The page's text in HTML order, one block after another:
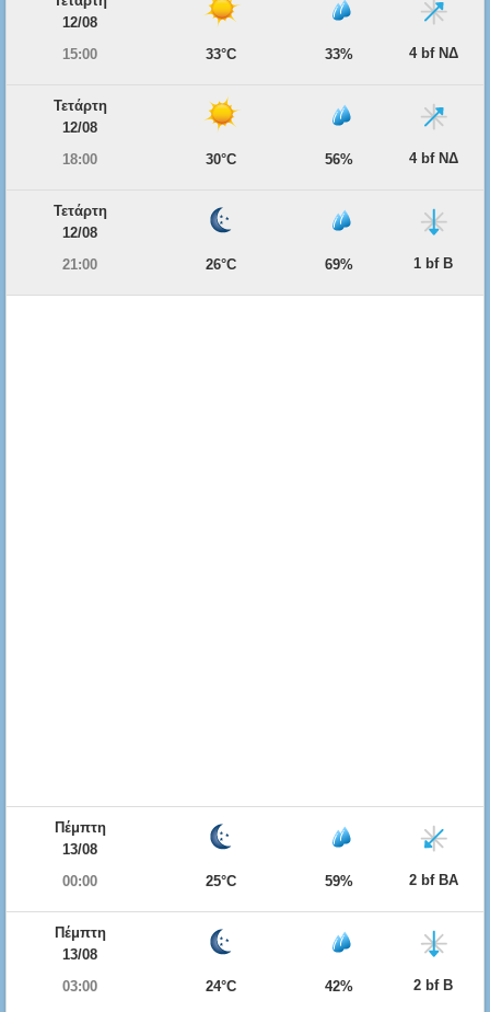
12/08
15:00
33°C 33% 4 bf ΝΔ
Τετάρτη
12/08
18:00
30°C 56% 4 bf ΝΔ
Τετάρτη
12/08
21:00
26°C 69% 1 bf Β
Πέμπτη
13/08
00:00
25°C 59% 2 bf ΒΑ
Πέμπτη
13/08
03:00
24°C 42% 2 bf Β